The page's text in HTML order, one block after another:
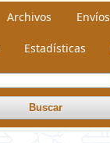
Archivos Envíos
Estadísticas
Buscar